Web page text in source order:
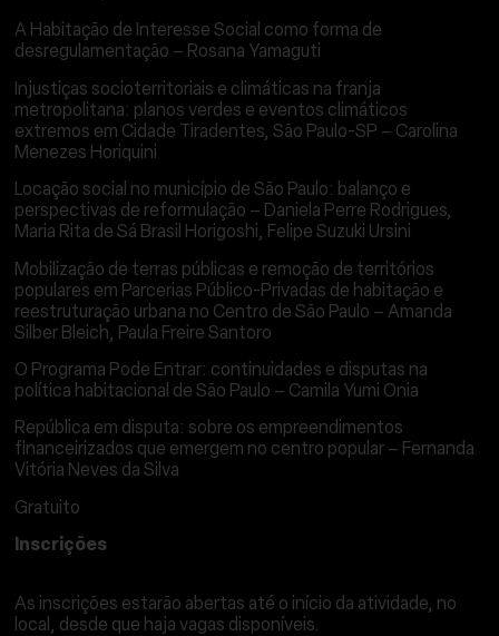
A Habitação de Interesse Social como forma de
desregulamentação – Rosana Yamaguti
Injustiças socioterritoriais e climáticas na franja
metropolitana: planos verdes e eventos climáticos
extremos em Cidade Tiradentes, São Paulo-SP – Carolina
Menezes Horiquini
Locação social no município de São Paulo: balanço e
perspectivas de reformulação – Daniela Perre Rodrigues,
Maria Rita de Sá Brasil Horigoshi, Felipe Suzuki Ursini
Mobilização de terras públicas e remoção de territórios
populares em Parcerias Público-Privadas de habitação e
reestruturação urbana no Centro de São Paulo – Amanda
Silber Bleich, Paula Freire Santoro
O Programa Pode Entrar: continuidades e disputas na
política habitacional de São Paulo – Camila Yumi Onia
República em disputa: sobre os empreendimentos
financeirizados que emergem no centro popular – Fernanda
Vitória Neves da Silva
Gratuito
Inscrições
As inscrições estarão abertas até o início da atividade, no
local, desde que haja vagas disponíveis.